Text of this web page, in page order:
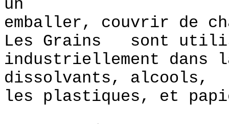
un
emballer, couvrir de
Les Grains sont
industriellement dans
dissolvants, alcools,
les plastiques, et